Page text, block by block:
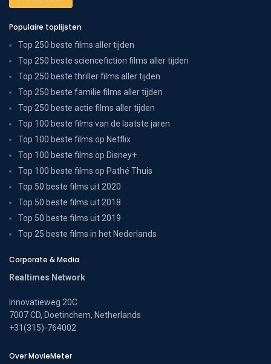
Populaire toplijsten
Top 250 beste films aller tijden
Top 250 beste sciencefiction films aller tijden
Top 250 beste thriller films aller tijden
Top 250 beste familie films aller tijden
Top 250 beste actie films aller tijden
Top 100 beste films van de laatste jaren
Top 100 beste films op Netflix
Top 100 beste films op Disney+
Top 100 beste films op Pathé Thuis
Top 50 beste films uit 2020
Top 50 beste films uit 2018
Top 50 beste films uit 2019
Top 25 beste films in het Nederlands
Corporate & Media
Realtimes Network
Innovatieweg 20C
7007 CD, Doetinchem, Netherlands
+31(315)-764002
Over MovieMeter